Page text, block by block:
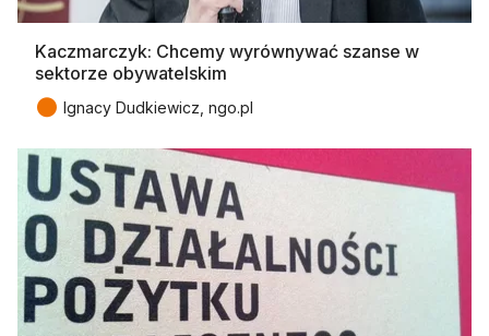
Kaczmarczyk: Chcemy wyrównywać szanse w
sektorze obywatelskim
● Ignacy Dudkiewicz, ngo.pl